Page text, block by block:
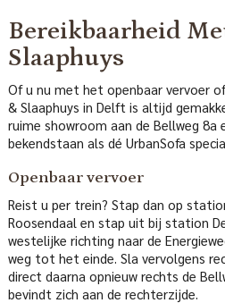
Bereikbaarheid
Slaaphuys
Of u nu met het openbaar vervoer
& Slaaphuys in Delft is altijd
ruime showroom aan de Bellweg 8a
bekendstaan als dé UrbanSofa
Openbaar vervoer
Reist u per trein? Stap dan op
Roosendaal en stap uit bij station
westelijke richting naar de
weg tot het einde. Sla vervolgens
direct daarna opnieuw rechts de
bevindt zich aan de rechterzijde.